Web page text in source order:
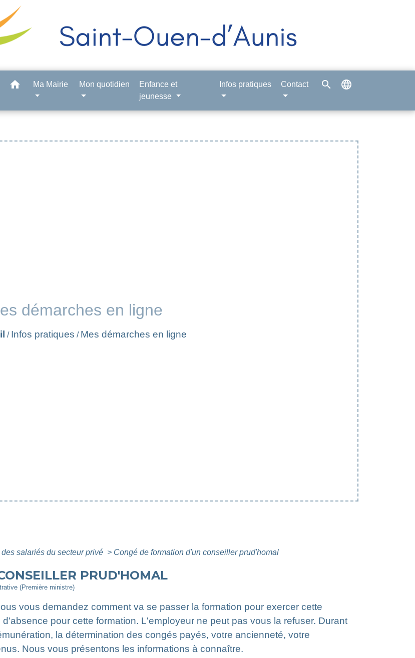
home Ma Mairie Mon quotidien
Enfance et
jeunesse
Infos pratiques Contact search language
démarches en ligne
/ Infos pratiques / Mes démarches en ligne
salariés du secteur privé > Congé de formation d'un conseiller prud'homal
PRUD'HOMAL
(Première ministre)
vous demandez comment va se passer la formation pour exercer cette
pour cette formation. L'employeur ne peut pas vous la refuser. Durant
la détermination des congés payés, votre ancienneté, votre
Nous vous présentons les informations à connaître.